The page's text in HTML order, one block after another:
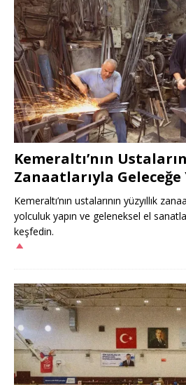
Kemeraltı’nın
Zanaatlarıyla
Kemeraltı’nın ustalarının yüzyıllık
yolculuk yapın ve geleneksel el
keşfedin.